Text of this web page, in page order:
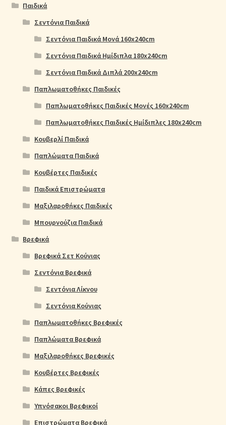
Παιδικά
Σεντόνια Παιδικά
Σεντόνια Παιδικά Μονά 160x240cm
Σεντόνια Παιδικά Ημίδιπλα 180x240cm
Σεντόνια Παιδικά Διπλά 200x240cm
Παπλωματοθήκες Παιδικές
Παπλωματοθήκες Παιδικές Μονές 160x240cm
Παπλωματοθήκες Παιδικές Ημίδιπλες 180x240cm
Κουβερλί Παιδικά
Παπλώματα Παιδικά
Κουβέρτες Παιδικές
Παιδικά Επιστρώματα
Μαξιλαροθήκες Παιδικές
Μπουρνούζια Παιδικά
Βρεφικά
Βρεφικά Σετ Κούνιας
Σεντόνια Βρεφικά
Σεντόνια Λίκνου
Σεντόνια Κούνιας
Παπλωματοθήκες Βρεφικές
Παπλώματα Βρεφικά
Μαξιλαροθήκες Βρεφικές
Κουβέρτες Βρεφικές
Κάπες Βρεφικές
Υπνόσακοι Βρεφικοί
Επιστρώματα Βρεφικά